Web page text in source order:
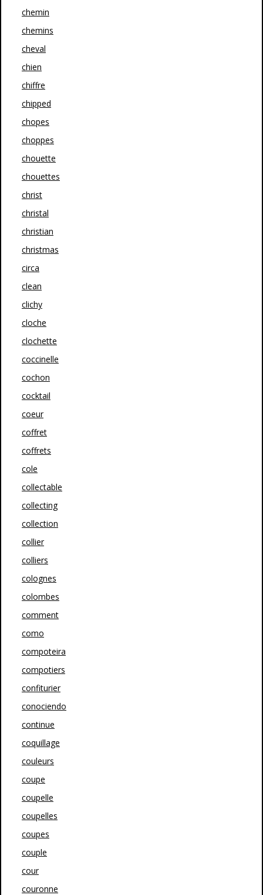
chemin
chemins
cheval
chien
chiffre
chipped
chopes
choppes
chouette
chouettes
christ
christal
christian
christmas
circa
clean
clichy
cloche
clochette
coccinelle
cochon
cocktail
coeur
coffret
coffrets
cole
collectable
collecting
collection
collier
colliers
colognes
colombes
comment
como
compoteira
compotiers
confiturier
conociendo
continue
coquillage
couleurs
coupe
coupelle
coupelles
coupes
couple
cour
couronne